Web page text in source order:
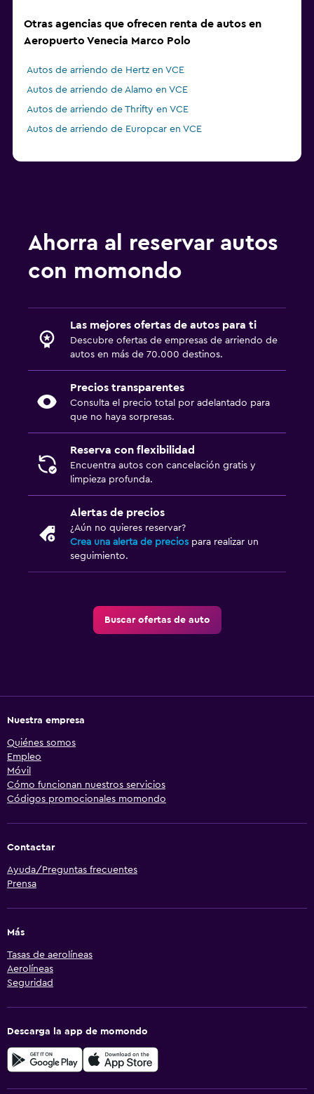
Otras agencias que ofrecen renta de autos en
Aeropuerto Venecia Marco Polo
Autos de arriendo de Hertz en VCE
Autos de arriendo de Alamo en VCE
Autos de arriendo de Thrifty en VCE
Autos de arriendo de Europcar en VCE
Ahorra al reservar autos
con momondo
Las mejores ofertas de autos para ti
Descubre ofertas de empresas de arriendo de
autos en más de 70.000 destinos.
Precios transparentes
Consulta el precio total por adelantado para
que no haya sorpresas.
Reserva con flexibilidad
Encuentra autos con cancelación gratis y
limpieza profunda.
Alertas de precios
¿Aún no quieres reservar?
Crea una alerta de precios para realizar un
seguimiento.
Buscar ofertas de auto
Nuestra empresa
Quiénes somos
Empleo
Móvil
Cómo funcionan nuestros servicios
Códigos promocionales momondo
Contactar
Ayuda/Preguntas frecuentes
Prensa
Más
Tasas de aerolíneas
Aerolíneas
Seguridad
Descarga la app de momondo